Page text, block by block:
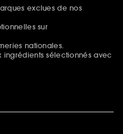
exclues de nos
sur
nationales.
ingrédients sélectionnés avec